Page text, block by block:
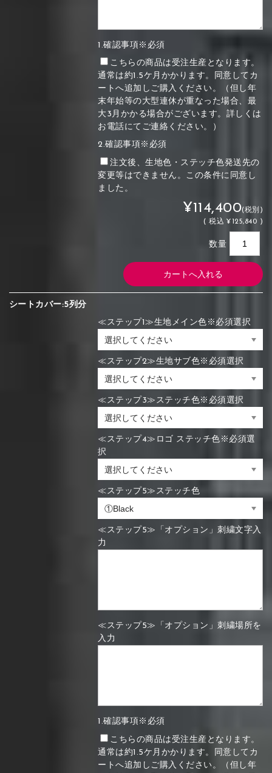
1.確認事項※必須
こちらの商品は受注生産となります。
通常は約1.5ケ月かかります。同意してカ
ートへ追加しご購入ください。（但し年
末年始等の大型連休が重なった場合、最
大3月かかる場合がございます。詳しくは
お電話にてご連絡ください。）
2.確認事項※必須
注文後、生地色・ステッチ色発送先の
変更等はできません。この条件に同意し
ました。
¥114,400(税別)
(税込 ¥125,840 )
数量
シートカバー:5列分
≪ステップ1≫生地メイン色※必須選択
≪ステップ2≫生地サブ色※必須選択
≪ステップ3≫ステッチ色※必須選択
≪ステップ4≫ロゴ ステッチ色※必須選
択
≪ステップ5≫ステッチ色
≪ステップ5≫「オプション」刺繍文字入
力
≪ステップ5≫「オプション」刺繍場所を
入力
1.確認事項※必須
こちらの商品は受注生産となります。
通常は約1.5ケ月かかります。同意してカ
ートへ追加しご購入ください。（但し年